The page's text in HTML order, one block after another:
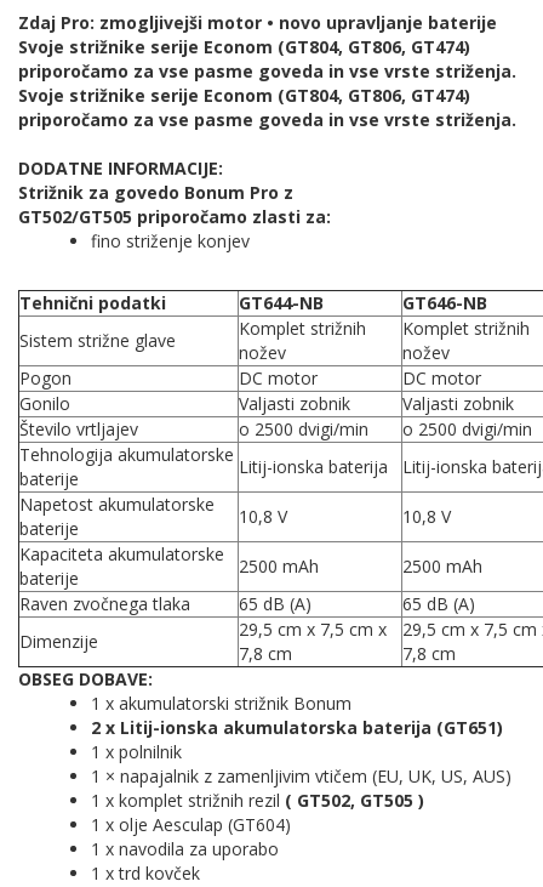
Zdaj Pro: zmogljivejši motor • novo upravljanje baterije
Svoje strižnike serije Econom (GT804, GT806, GT474)
priporočamo za vse pasme goveda in vse vrste striženja.
Svoje strižnike serije Econom (GT804, GT806, GT474)
priporočamo za vse pasme goveda in vse vrste striženja.
DODATNE INFORMACIJE:
Strižnik za govedo Bonum Pro z
GT502/GT505 priporočamo zlasti za:
fino striženje konjev
Tehnični podatki GT644-NB
GT646-NB
Sistem strižne glave
Komplet strižnih
nožev
Komplet strižnih
nožev
Pogon
DC motor
DC motor
Gonilo
Valjasti zobnik
Valjasti zobnik
Število vrtljajev
o 2500 dvigi/min
o 2500 dvigi/min
Tehnologija akumulatorske
baterije
Litij-ionska baterija
Litij-ionska
Napetost akumulatorske
baterije
10,8 V
10,8 V
Kapaciteta akumulatorske
baterije
2500 mAh
2500 mAh
Raven zvočnega tlaka
65 dB (A)
65 dB (A)
Dimenzije
29,5 cm x 7,5 cm x
7,8 cm
29,5 cm x 7,5 cm
7,8 cm
OBSEG DOBAVE:
1 x akumulatorski strižnik Bonum
2 x Litij-ionska akumulatorska baterija (GT651)
1 x polnilnik
1 × napajalnik z zamenljivim vtičem (EU, UK, US, AUS)
1 x komplet strižnih rezil ( GT502, GT505 )
1 x olje Aesculap (GT604)
1 x navodila za uporabo
1 x trd kovček